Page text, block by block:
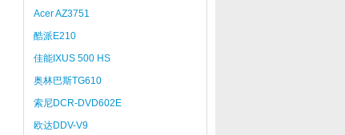
Acer AZ3751
酷派E210
佳能IXUS 500 HS
奥林巴斯TG610
索尼DCR-DVD602E
欧达DDV-V9